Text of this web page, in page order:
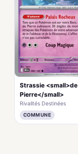
Strassie <small>de
Pierre</small>
Rivalités Destinées
COMMUNE